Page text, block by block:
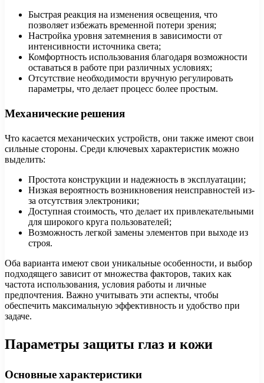
Быстрая реакция на изменения освещения, что
позволяет избежать временной потери зрения;
Настройка уровня затемнения в зависимости от
интенсивности источника света;
Комфортность использования благодаря возможности
оставаться в работе при различных условиях;
Отсутствие необходимости вручную регулировать
параметры, что делает процесс более простым.
Механические решения
Что касается механических устройств, они также имеют свои
сильные стороны. Среди ключевых характеристик можно
выделить:
Простота конструкции и надежность в эксплуатации;
Низкая вероятность возникновения неисправностей из-
за отсутствия электроники;
Доступная стоимость, что делает их привлекательными
для широкого круга пользователей;
Возможность легкой замены элементов при выходе из
строя.
Оба варианта имеют свои уникальные особенности, и выбор
подходящего зависит от множества факторов, таких как
частота использования, условия работы и личные
предпочтения. Важно учитывать эти аспекты, чтобы
обеспечить максимальную эффективность и удобство при
задаче.
Параметры защиты глаз и кожи
Основные характеристики